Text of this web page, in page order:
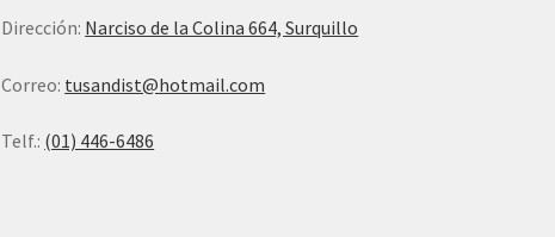
Dirección: Narciso de la Colina 664, Surquillo
Correo: tusandist@hotmail.com
Telf.: (01) 446-6486